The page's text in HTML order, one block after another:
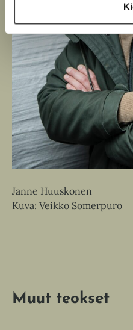
Janne Huuskonen
Kuva: Veikko Somerpuro
Muut teokset